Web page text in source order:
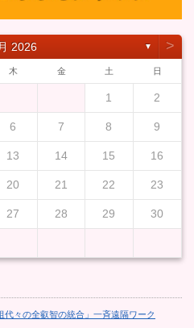
2026 ▼ ˃
木 金 土 日
1 2
6 7 8 9
13 14 15 16
20 21 22 23
27 28 29 30
々の全叡智の統合」一斉遠隔ワーク